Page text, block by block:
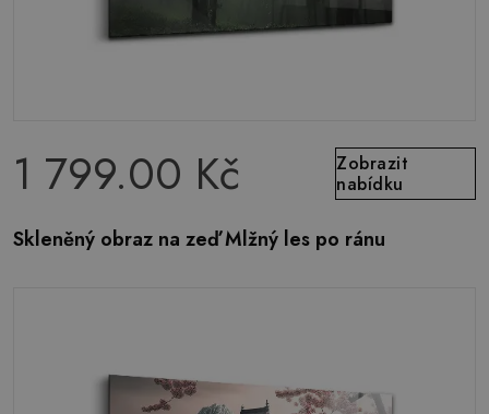
1 799.00 Kč
Zobrazit
nabídku
Skleněný obraz na zeď Mlžný les po ránu